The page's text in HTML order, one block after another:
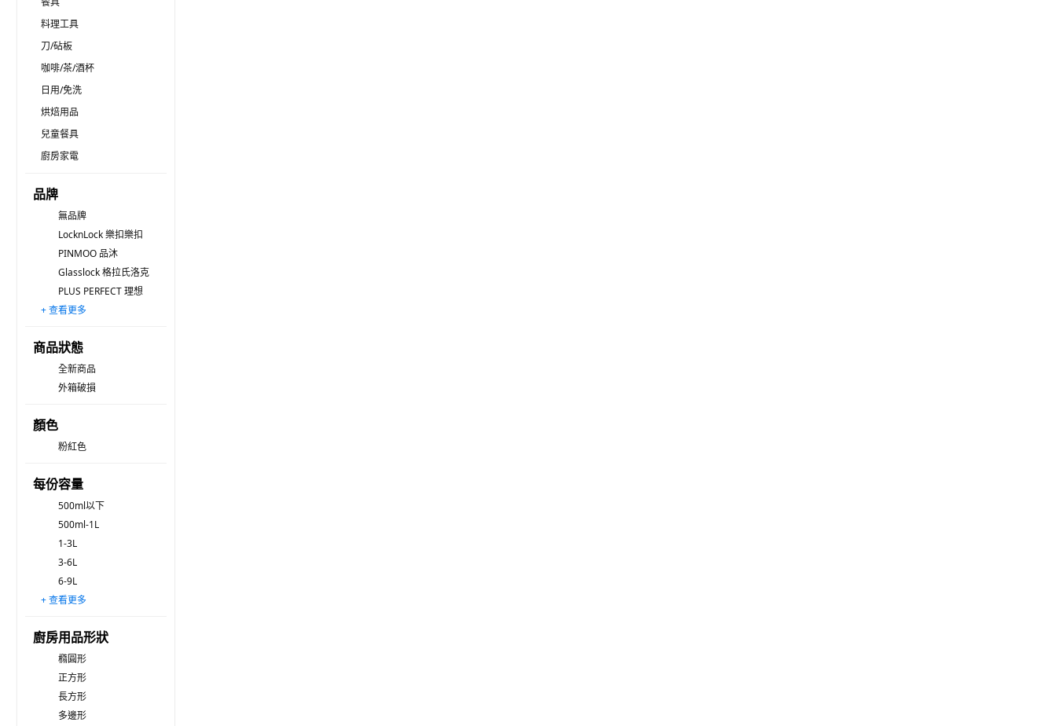
料理工具
刀/砧板
咖啡/茶/酒杯
日用/免洗
烘焙用品
兒童餐具
廚房家電
品牌
無品牌
LocknLock 樂扣樂扣
PINMOO 品沐
Glasslock 格拉氏洛克
PLUS PERFECT 理想
comet
Corelle Brands 康寧餐具
tgm
Ice Brick 冰寶
LocknLock 樂扣樂扣 GLASS
Tefal 特福
cimelax
FaSoLa
Bebelock
KAZT
Simba 小獅王辛巴
OP
ICE JAPAN
日本 FOREVER
PUKU 藍色企鵝
+ 查看更多
商品狀態
全新商品
外箱破損
顏色
粉紅色
每份容量
500ml以下
500ml-1L
1-3L
3-6L
6-9L
9-12L
12L以上
+ 查看更多
廚房用品形狀
橢圓形
正方形
長方形
多邊形